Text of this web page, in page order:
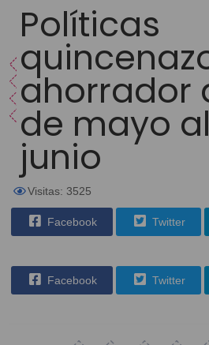
Políticas
ahorrador
de mayo
junio
Visitas: 3525
Facebook Twitter
Facebook Twitter